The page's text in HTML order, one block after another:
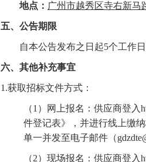
地点： 广州市越秀区寺右新马
五、 公告期限
自本公告发布之日起5个工作日
六、 其他补充事宜
1.获取招标文件方式：
（1）网上报名：供应商登入
件登记表》，并进行线上缴纳
单一并发至电子邮件（
（2）现场报名：供应商登入